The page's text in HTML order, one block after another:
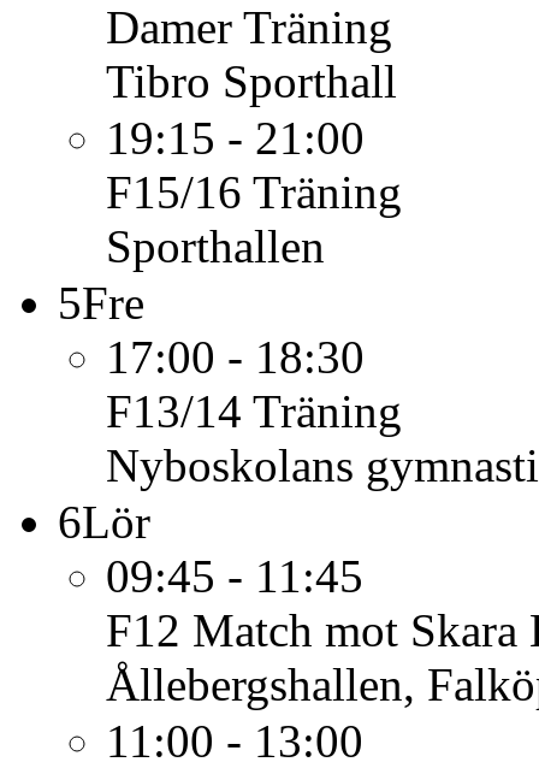
Damer Träning
Tibro Sporthall
19:15 - 21:00
F15/16 Träning
Sporthallen
5Fre
17:00 - 18:30
F13/14 Träning
Nyboskolans
6Lör
09:45 - 11:45
F12 Match mot
Ållebergshallen,
11:00 - 13:00